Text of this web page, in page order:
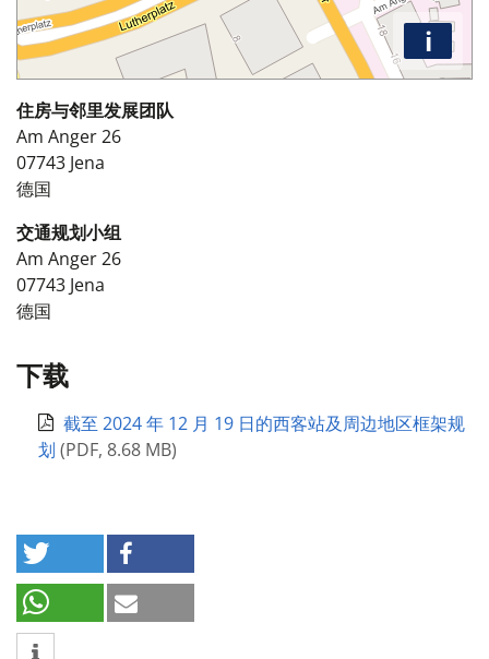
i
住房与邻里发展团队
Am Anger 26
07743 Jena
德国
交通规划小组
Am Anger 26
07743 Jena
德国
下载
截至 2024 年 12 月 19 日的西客站及周边地区框架规
划 (PDF, 8.68 MB)